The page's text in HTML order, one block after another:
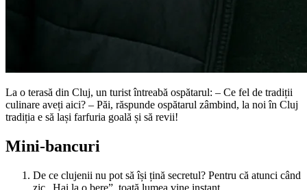
La o terasă din Cluj, un turist întreabă ospătarul: – Ce fel de tradiții
culinare aveți aici? – Păi, răspunde ospătarul zâmbind, la noi în Cluj
tradiția e să lași farfuria goală și să revii!
Mini-bancuri
De ce clujenii nu pot să își țină secretul? Pentru că atunci când
zic „Hai la o bere”, toată lumea vine instant.